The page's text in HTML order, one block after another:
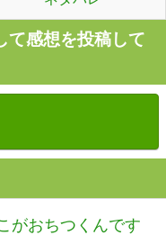
て感想を投稿して
がおちつくんです